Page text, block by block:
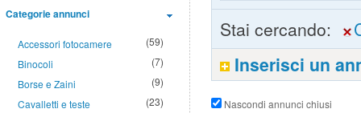
Categorie annunci
Accessori fotocamere
(59)
Binocoli
(7)
Borse e Zaini
(9)
Cavalletti e teste
(23)
Stai cercando:
Inserisci un
Nascondi annunci chiusi